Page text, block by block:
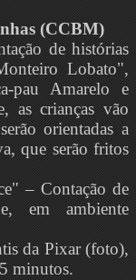
(CCBM)
de histórias
Lobato",
pau Amarelo e
as crianças vão
orientadas a
que serão fritos
– Contação de
em ambiente
da Pixar (foto),
minutos.